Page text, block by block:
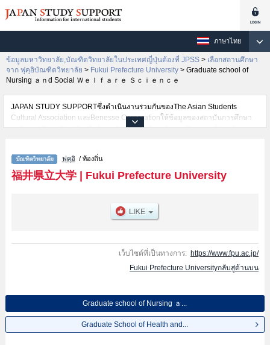
ภาษาไทย
ข้อมูลมหาวิทยาลัย,บัณฑิตวิทยาลัยในประเทศญี่ปุ่นต้องที่ JPSS > เลือกสถานศึกษา
จาก ฟุคุอิบัณฑิตวิทยาลัย > Fukui Prefecture University > Graduate school of
Nursing ａｎd Social Ｗｅｌｆａｒｅ Ｓｃｉｅｎｃｅ
JAPAN STUDY SUPPORTซึ่งดำเนินงานร่วมกันของThe Asian Students
Cultural Association และBenesse Corporationให้ข้อมูลของสถาบันการศึกษา
ระดับมหาวิทยาลัย・บัณฑิตวิทยาลัย・วิทยาลัยระดับอนุปริญญา・วิทยาลัย
นักศึกษาต่างชาติเช่นGraduate school of Nursing ａｎd Social Ｗｅｌｆａｒ
ｅ ＳｃｉｅｎｃｅหรือGraduate School of Health and Human Life Sciences
เป็นต้น,ข้อมูลของแต่ละสาขาวิจัย,ข้อมูลการสอบคัดเลือกเข้าศึกษาเช่นจำนวนคน
ทางเป็นต้นไว้ด้วยดังนั้นขอเชิญใช้บริการค้นหาข้อมูลตามอัธยาศัย
ฟุคุอิ / ท้องถิ่น
福井県立大学| Fukui Prefecture University
เว็บไซต์ที่เป็นทางการ: https://www.fpu.ac.jp/
Fukui Prefecture Universityกลับสู่ด้านบน
Graduate school of Nursing ａ...
Graduate School of Health and...